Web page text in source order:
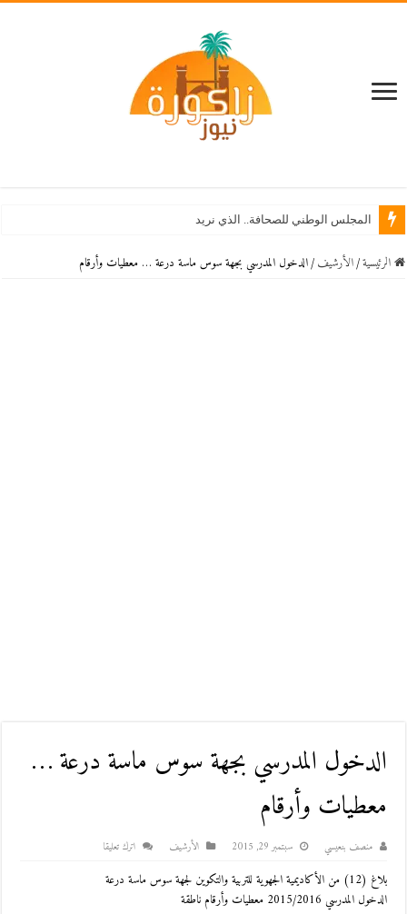
المجلس الوطني للصحافة.. الذي نريد
الرئيسية / اﻷرشيف / الدخول المدرسي بجهة سوس ماسة درعة … معطيات وأرقام
الدخول المدرسي بجهة سوس ماسة درعة …
معطيات وأرقام
منصف بنعيسي سبتمبر 29, 2015 اﻷرشيف اترك تعليقا
بلاغ (12) من الأكاديمية الجهوية للتربية والتكوين لجهة سوس ماسة درعة
الدخول المدرسي 2015/2016 معطيات وأرقام ناطقة